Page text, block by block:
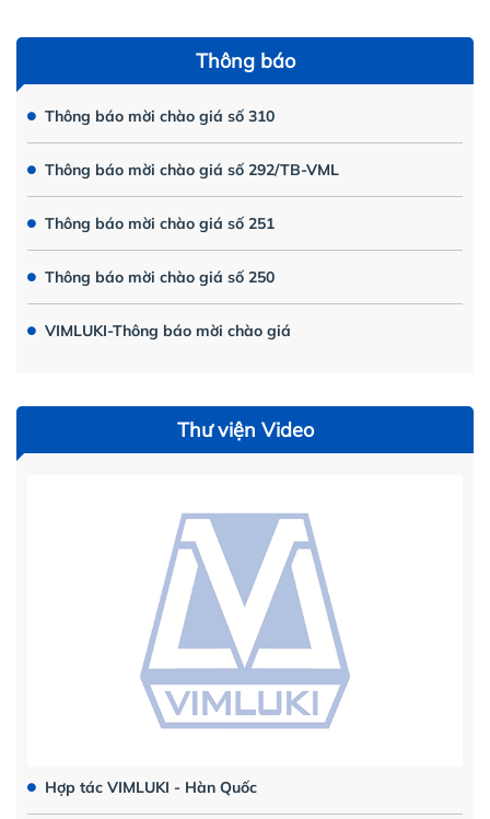
Thông báo
Thông báo mời chào giá số 310
Thông báo mời chào giá số 292/TB-VML
Thông báo mời chào giá số 251
Thông báo mời chào giá số 250
VIMLUKI-Thông báo mời chào giá
Thư viện Video
Hợp tác VIMLUKI - Hàn Quốc